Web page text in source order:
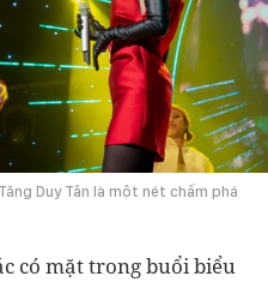
Duy Tân là một nét chấm phá
có mặt trong buổi biểu